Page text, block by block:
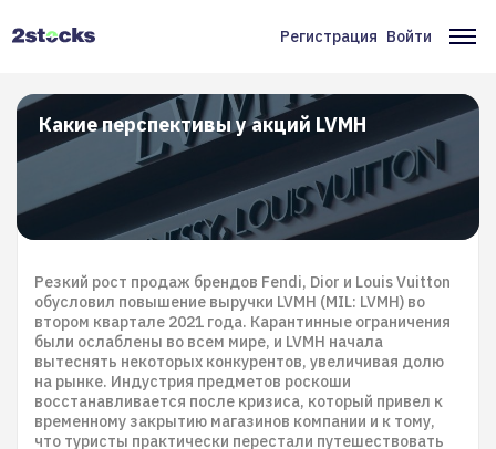
Меню
учётной
записи
пользователя
Регистрация Войти
Какие перспективы у акций LVMH
Резкий рост продаж брендов Fendi, Dior и Louis Vuitton
обусловил повышение выручки LVMH (MIL: LVMH) во
втором квартале 2021 года. Карантинные ограничения
были ослаблены во всем мире, и LVMH начала
вытеснять некоторых конкурентов, увеличивая долю
на рынке. Индустрия предметов роскоши
восстанавливается после кризиса, который привел к
временному закрытию магазинов компании и к тому,
что туристы практически перестали путешествовать